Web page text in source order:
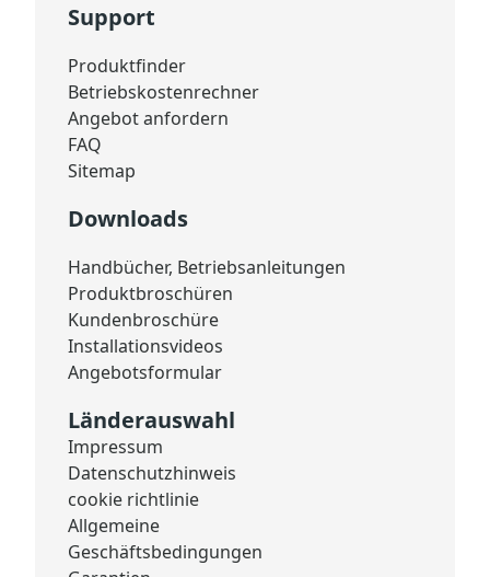
Support
Produktfinder
Betriebskostenrechner
Angebot anfordern
FAQ
Sitemap
Downloads
Handbücher, Betriebsanleitungen
Produktbroschüren
Kundenbroschüre
Installationsvideos
Angebotsformular
Länderauswahl
Impressum
Datenschutzhinweis
cookie richtlinie
Allgemeine
Geschäftsbedingungen